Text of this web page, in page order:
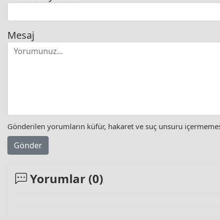
Mesaj
Gönderilen yorumların küfür, hakaret ve suç unsuru
Gönder
Yorumlar (0)